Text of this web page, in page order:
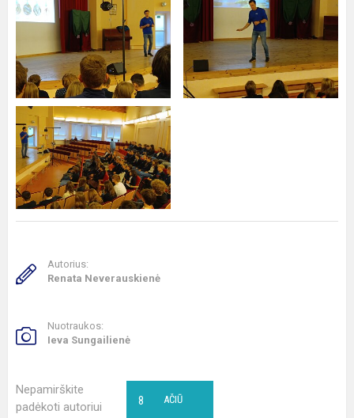
Autorius:
Renata Neverauskienė
Nuotraukos:
Ieva Sungailienė
Nepamirškite
padėkoti autoriui
AČIŪ
8